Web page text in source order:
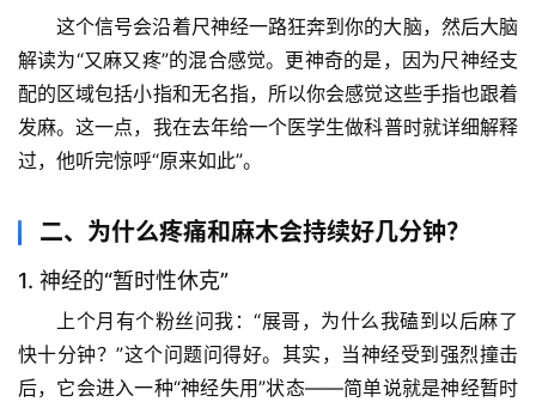
这个信号会沿着尺神经一路狂奔到你的大脑，然后大脑
解读为“又麻又疼”的混合感觉。更神奇的是，因为尺神经支
配的区域包括小指和无名指，所以你会感觉这些手指也跟着
发麻。这一点，我在去年给一个医学生做科普时就详细解释
过，他听完惊呼“原来如此”。
二、为什么疼痛和麻木会持续好几分钟？
1. 神经的“暂时性休克”
上个月有个粉丝问我：“展哥，为什么我磕到以后麻了
快十分钟？”这个问题问得好。其实，当神经受到强烈撞击
后，它会进入一种“神经失用”状态——简单说就是神经暂时